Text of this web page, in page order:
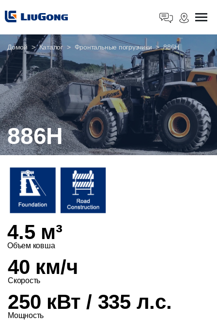
886H
4.5 м³
Объем ковша
40 км/ч
Скорость
250 кВт / 335 л.с.
Мощность
Домой Каталог Фронтальные погрузчики 886H